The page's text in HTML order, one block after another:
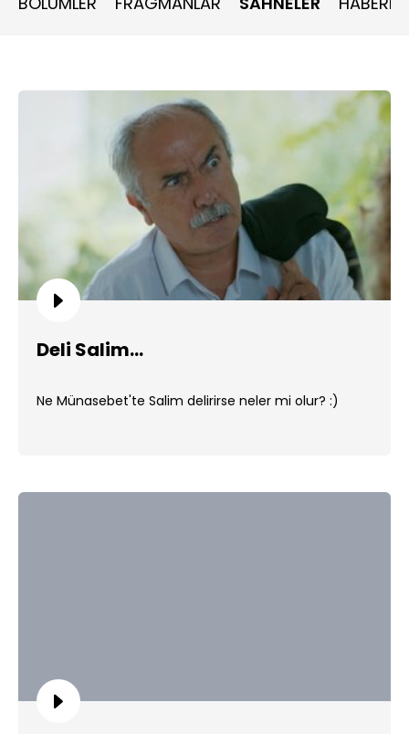
Deli Salim...
Ne Münasebet'te Salim delirirse neler mi olur? :)